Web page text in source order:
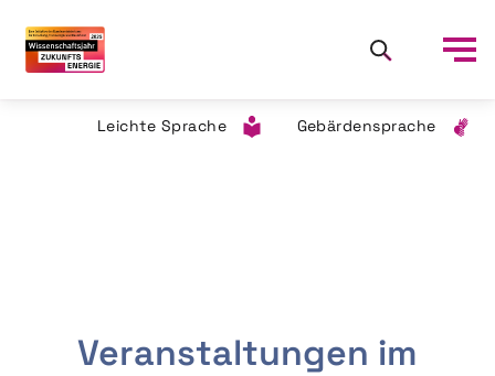
Leichte Sprache Gebärdensprache
Veranstaltungen im